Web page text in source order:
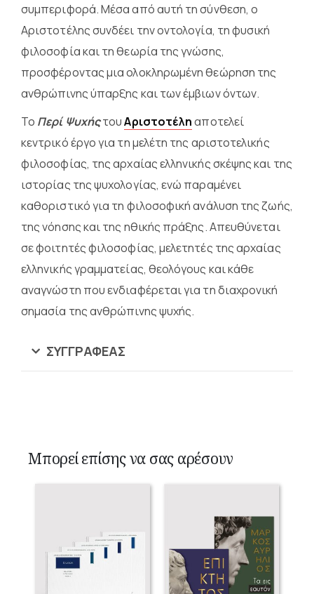
συμπεριφορά. Μέσα από αυτή τη σύνθεση, ο
Αριστοτέλης συνδέει την οντολογία, τη φυσική
φιλοσοφία και τη θεωρία της γνώσης,
προσφέροντας μια ολοκληρωμένη θεώρηση της
ανθρώπινης ύπαρξης και των έμβιων όντων.
Το Περί ΨυχήςτουΑριστοτέληαποτελεί
κεντρικό έργο για τη μελέτη της αριστοτελικής
φιλοσοφίας, της αρχαίας ελληνικής σκέψης και της
ιστορίας της ψυχολογίας, ενώ παραμένει
καθοριστικό για τη φιλοσοφική ανάλυση της ζωής,
της νόησης και της ηθικής πράξης. Απευθύνεται
σε φοιτητές φιλοσοφίας, μελετητές της αρχαίας
ελληνικής γραμματείας, θεολόγους και κάθε
αναγνώστη που ενδιαφέρεται για τη διαχρονική
σημασία της ανθρώπινης ψυχής.
ΣΥΓΓΡΑΦΈΑΣ
Μπορεί επίσης να σας αρέσουν